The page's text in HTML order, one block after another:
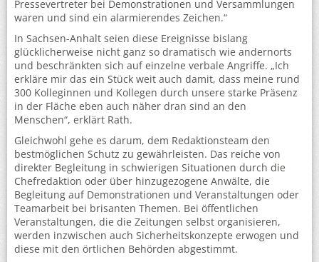
Pressevertreter bei Demonstrationen und Versammlungen
waren und sind ein alarmierendes Zeichen.“
In Sachsen-Anhalt seien diese Ereignisse bislang
glücklicherweise nicht ganz so dramatisch wie andernorts
und beschränkten sich auf einzelne verbale Angriffe. „Ich
erkläre mir das ein Stück weit auch damit, dass meine rund
300 Kolleginnen und Kollegen durch unsere starke Präsenz
in der Fläche eben auch näher dran sind an den
Menschen“, erklärt Rath.
Gleichwohl gehe es darum, dem Redaktionsteam den
bestmöglichen Schutz zu gewährleisten. Das reiche von
direkter Begleitung in schwierigen Situationen durch die
Chefredaktion oder über hinzugezogene Anwälte, die
Begleitung auf Demonstrationen und Veranstaltungen oder
Teamarbeit bei brisanten Themen. Bei öffentlichen
Veranstaltungen, die die Zeitungen selbst organisieren,
werden inzwischen auch Sicherheitskonzepte erwogen und
diese mit den örtlichen Behörden abgestimmt.